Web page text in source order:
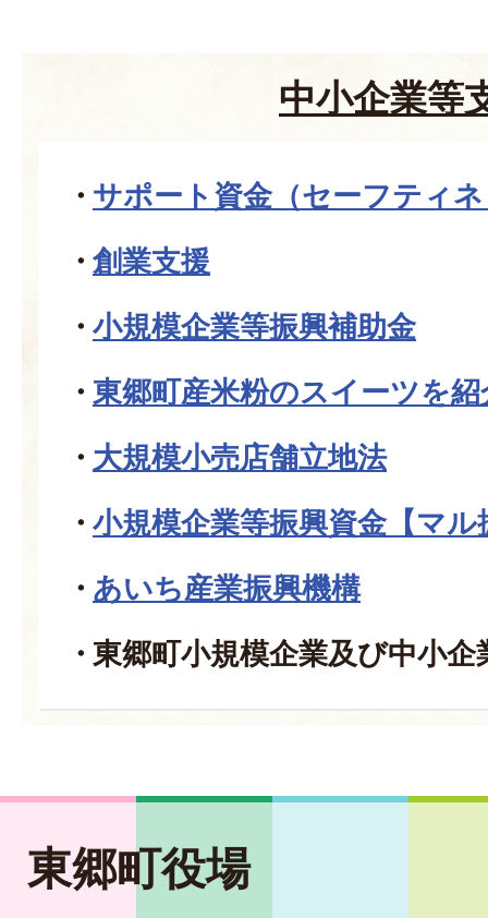
中小企業等
サポート資金（セーフティ
創業支援
小規模企業等振興補助金
東郷町産米粉のスイーツを
大規模小売店舗立地法
小規模企業等振興資金【マル
あいち産業振興機構
東郷町小規模企業及び中小企
東郷町役場